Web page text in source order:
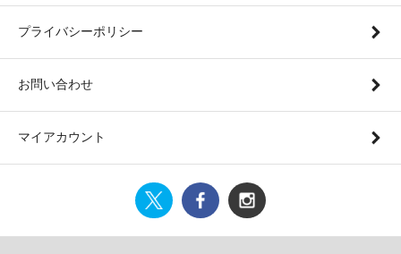
プライバシーポリシー
お問い合わせ
マイアカウント